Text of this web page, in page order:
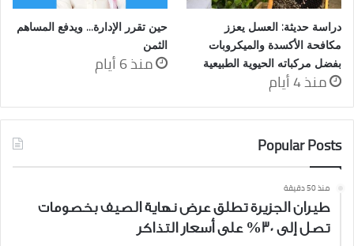
دراسة حديثة: العسل يعزز
مكافحة الأكسدة والميكروبات
بفضل مركباته الحيوية الطبيعية
منذ 4 أيام
حين تقرر الإدارة… ويدفع المساهم
الثمن
منذ 6 أيام
Popular Posts
منذ 50 دقيقة
طيران الجزيرة تطلق عرض نهاية الصيف بخصومات
تصل إلى 30% على أسعار التذاكر